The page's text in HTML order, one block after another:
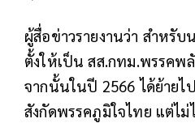
ผู้สื่อข่าวรายงานว่า สำหรับ
ตั้งให้เป็น สส.กทม.พรรคพ
จากนั้นในปี 2566 ได้ย้ายไ
สังกัดพรรคภูมิใจไทย แต่ไม่